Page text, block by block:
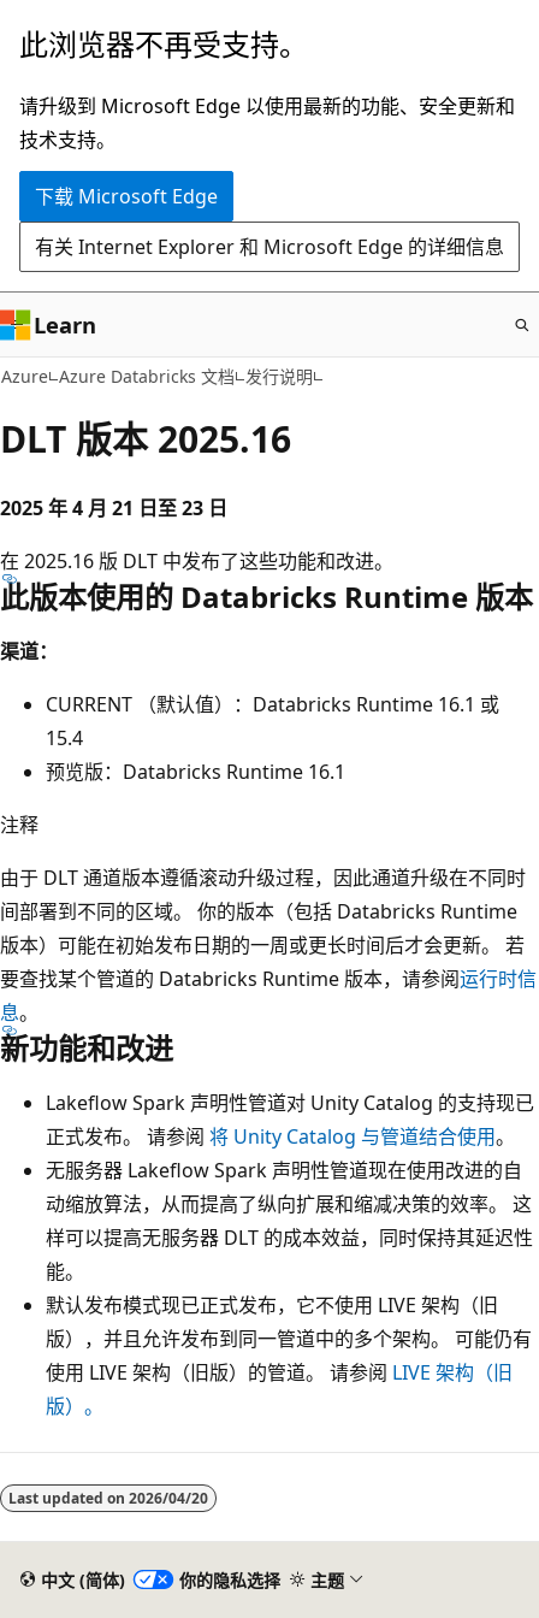
跳
主
要
内
此浏览器不再受支持。
请升级到 Microsoft Edge 以使用最新的功能、安全更新和
技术支持。
下载 Microsoft Edge
有关 Internet Explorer 和 Microsoft Edge 的详细信息
Learn
Azure Azure Databricks 文档 发行说明
DLT 版本 2025.16
2025 年 4 月 21 日至 23 日
在 2025.16 版 DLT 中发布了这些功能和改进。
此版本使用的 Databricks Runtime 版本
渠道：
CURRENT （默认值）：Databricks Runtime 16.1 或
15.4
预览版：Databricks Runtime 16.1
注释
由于 DLT 通道版本遵循滚动升级过程，因此通道升级在不同时
间部署到不同的区域。 你的版本（包括 Databricks Runtime
版本）可能在初始发布日期的一周或更长时间后才会更新。 若
要查找某个管道的 Databricks Runtime 版本，请参阅运行时信
息。
新功能和改进
Lakeflow Spark 声明性管道对 Unity Catalog 的支持现已
正式发布。 请参阅 将 Unity Catalog 与管道结合使用。
无服务器 Lakeflow Spark 声明性管道现在使用改进的自
动缩放算法，从而提高了纵向扩展和缩减决策的效率。 这
样可以提高无服务器 DLT 的成本效益，同时保持其延迟性
能。
默认发布模式现已正式发布，它不使用 LIVE 架构（旧
版），并且允许发布到同一管道中的多个架构。 可能仍有
使用 LIVE 架构（旧版）的管道。 请参阅 LIVE 架构（旧
版）。
阅
读Last updated on 2026/04/20
中文 (简体) 你的隐私选择 主题